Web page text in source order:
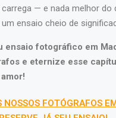
— e nada melhor do
ensaio cheio de
ensaio fotográfico em
e eternize esse
NOSSOS FOTÓGRAFOS